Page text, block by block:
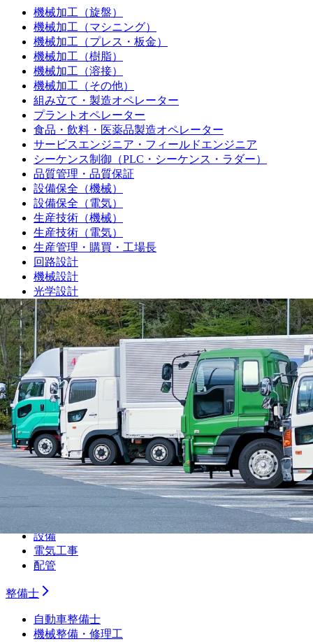
機械加工（旋盤）
機械加工（マシニング）
機械加工（プレス・板金）
機械加工（樹脂）
機械加工（溶接）
機械加工（その他）
組み立て・製造オペレーター
プラントオペレーター
食品・飲料・医薬品製造オペレーター
サービスエンジニア・フィールドエンジニア
シーケンス制御（PLC・シーケンス・ラダー）
品質管理・品質保証
設備保全（機械）
設備保全（電気）
生産技術（機械）
生産技術（電気）
生産管理・購買・工場長
回路設計
機械設計
光学設計
金型設計
CAE解析
ソフトウェア開発・組み込み
研究・開発・企画
テクニカルライター
職人
大工
鳶
建設
解体
土木
左官
設備
電気工事
配管
整備士
自動車整備士
機械整備・修理工